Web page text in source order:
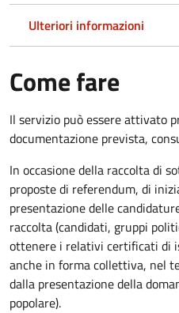
Ulteriori informazioni
Come fare
Il servizio può essere attivato
documentazione prevista,
In occasione della raccolta di
proposte di referendum, di
presentazione delle
raccolta (candidati, gruppi
ottenere i relativi certificati di
anche in forma collettiva, nel
dalla presentazione della
popolare).